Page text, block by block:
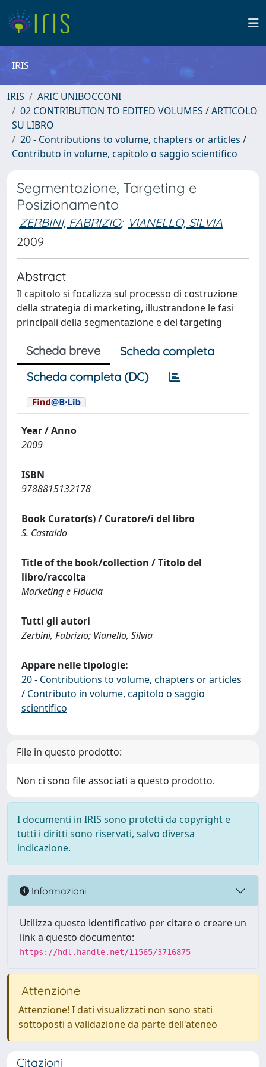
IRIS
IRIS
ARIC UNIBOCCONI
02 CONTRIBUTION TO EDITED VOLUMES / ARTICOLO
SU LIBRO
20 - Contributions to volume, chapters or articles /
Contributo in volume, capitolo o saggio scientifico
Segmentazione, Targeting e
Posizionamento
ZERBINI, FABRIZIO; VIANELLO, SILVIA
2009
Abstract
Il capitolo si focalizza sul processo di costruzione
della strategia di marketing, illustrandone le fasi
principali della segmentazione e del targeting
Scheda breve
Scheda completa
Scheda completa (DC)
Year / Anno
2009
ISBN
9788815132178
Book Curator(s) / Curatore/i del libro
S. Castaldo
Title of the book/collection / Titolo del
libro/raccolta
Marketing e Fiducia
Tutti gli autori
Zerbini, Fabrizio; Vianello, Silvia
Appare nelle tipologie:
20 - Contributions to volume, chapters or articles
/ Contributo in volume, capitolo o saggio
scientifico
File in questo prodotto:
Non ci sono file associati a questo prodotto.
I documenti in IRIS sono protetti da copyright e
tutti i diritti sono riservati, salvo diversa
indicazione.
Informazioni
Utilizza questo identificativo per citare o creare un
link a questo documento:
https://hdl.handle.net/11565/3716875
Attenzione
Attenzione! I dati visualizzati non sono stati
sottoposti a validazione da parte dell'ateneo
Citazioni